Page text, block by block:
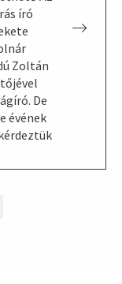
író
Zoltán
De
évének